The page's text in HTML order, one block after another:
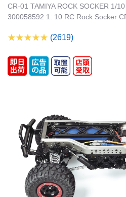
CR-01 TAMIYA ROCK SOCKER 1/
300058592 1: 10 RC Rock Socker
(2619)